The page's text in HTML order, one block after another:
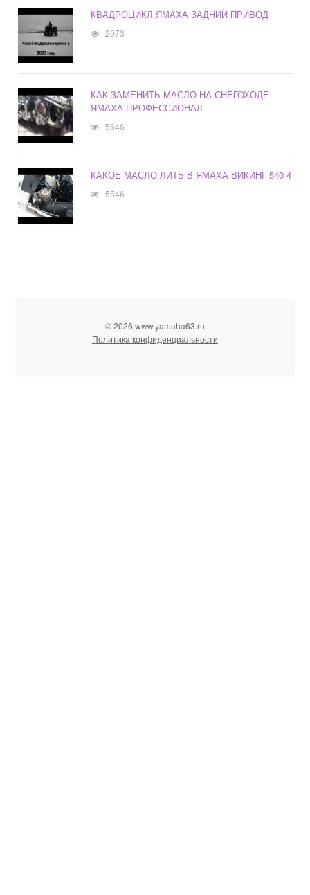
КВАДРОЦИКЛ ЯМАХА ЗАДНИЙ ПРИВОД
2073
КАК ЗАМЕНИТЬ МАСЛО НА СНЕГОХОДЕ
ЯМАХА ПРОФЕССИОНАЛ
5646
КАКОЕ МАСЛО ЛИТЬ В ЯМАХА ВИКИНГ 540 4
5546
© 2026 www.yamaha63.ru
Политика конфиденциальности